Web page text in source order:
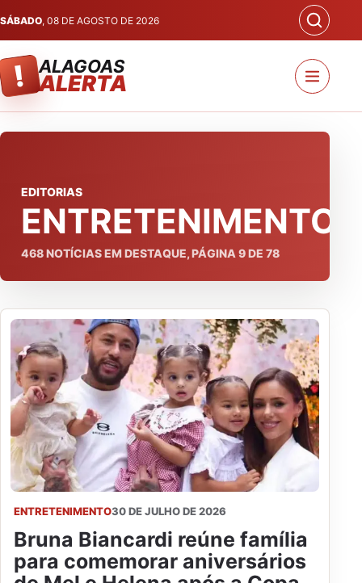
SÁBADO, 08 DE AGOSTO DE 2026
! ALAGOAS
ALERTA
EDITORIAS
ENTRETENIMENTO
468NOTÍCIAS EM DESTAQUE, PÁGINA 9DE 78
ENTRETENIMENTO30 DE JULHO DE 2026
Bruna Biancardi reúne família
para comemorar aniversários